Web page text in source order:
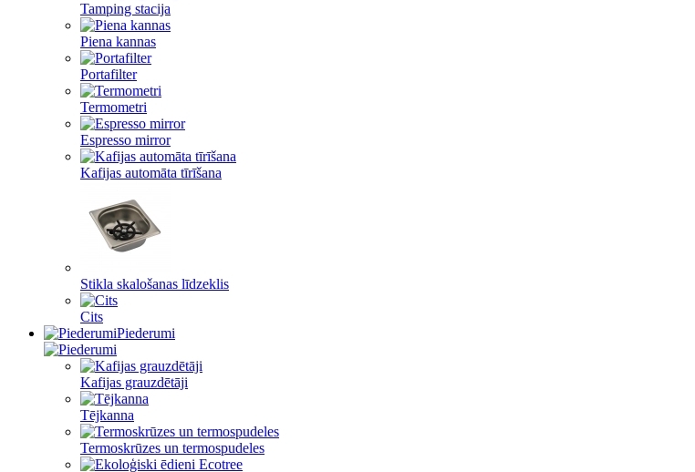
Tamping stacija
Piena kannas
Portafilter
Termometri
Espresso mirror
Kafijas automāta tīrīšana
Stikla skalošanas līdzeklis
Cits
Piederumi
Kafijas grauzdētāji
Tējkanna
Termoskrūzes un termospudeles